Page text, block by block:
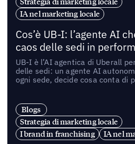
IA nel marketing locale
Cos’è UB-I: l’agente AI
caos delle sedi in
UB-I è l’AI agentica di Uberall
delle sedi: un agente AI
ogni sede, decide cosa conta di
Blogs
Strategia di marketing locale
I brand in franchising
IA nel